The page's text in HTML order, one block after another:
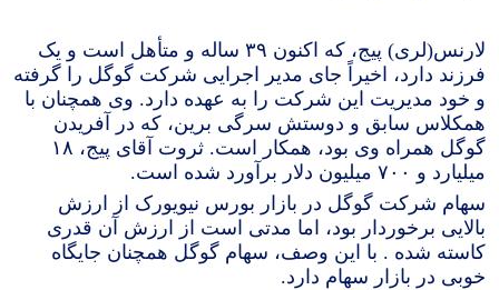
لارنس(لری) پیج، که اکنون ۳۹ ساله و متأهل است و یک
فرزند دارد، اخیراً جای مدیر اجرایی شرکت گوگل را گرفته
و خود مدیریت این شرکت را به عهده دارد. وی همچنان با
همکلاس سابق و دوستش سرگی برین، که در آفریدن
گوگل همراه وی بود، همکار است. ثروت آقای پیج، ۱۸
میلیارد و ۷۰۰ میلیون دلار برآورد شده است.
سهام شرکت گوگل در بازار بورس نیویورک از ارزش
بالایی برخوردار بود، اما مدتی است از ارزش آن قدری
کاسته شده . با این وصف، سهام گوگل همچنان جایگاه
خوبی در بازار سهام دارد.